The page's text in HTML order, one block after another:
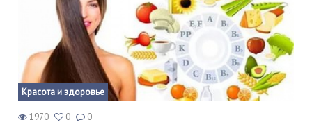
Красота и здоровье
1970 0 0